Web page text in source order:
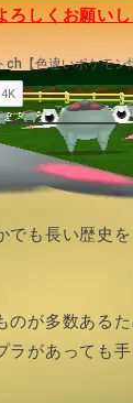
しくお願いし
でも長い歴史
のが多数ある
ラがあっても